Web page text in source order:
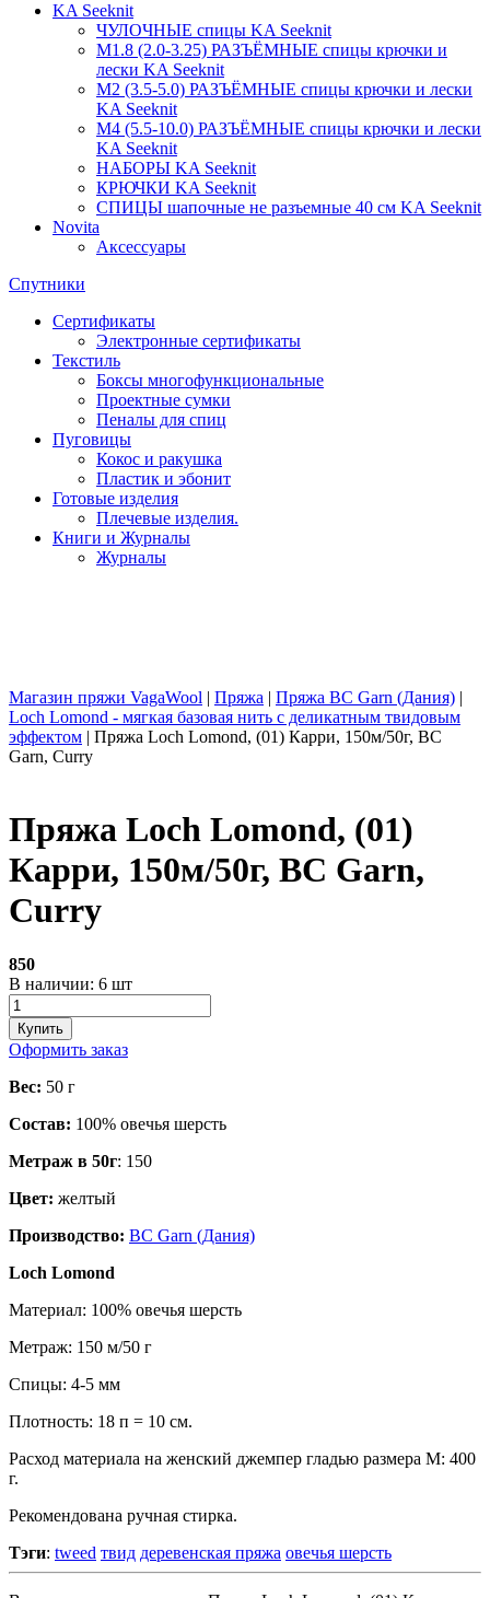
KA Seeknit
ЧУЛОЧНЫЕ спицы KA Seeknit
М1.8 (2.0-3.25) РАЗЪЁМНЫЕ спицы крючки и
лески KA Seeknit
М2 (3.5-5.0) РАЗЪЁМНЫЕ спицы крючки и лески
KA Seeknit
М4 (5.5-10.0) РАЗЪЁМНЫЕ спицы крючки и лески
KA Seeknit
НАБОРЫ KA Seeknit
КРЮЧКИ KA Seeknit
СПИЦЫ шапочные не разъемные 40 см KA Seeknit
Novita
Аксессуары
Спутники
Сертификаты
Электронные сертификаты
Текстиль
Боксы многофункциональные
Проектные сумки
Пеналы для спиц
Пуговицы
Кокос и ракушка
Пластик и эбонит
Готовые изделия
Плечевые изделия.
Книги и Журналы
Журналы
Магазин пряжи VagaWool | Пряжа | Пряжа BC Garn (Дания) |
Loch Lomond - мягкая базовая нить с деликатным твидовым
эффектом | Пряжа Loch Lomond, (01) Карри, 150м/50г, BC
Garn, Curry
Пряжа Loch Lomond, (01)
Карри, 150м/50г, BC Garn,
Curry
850
В наличии: 6 шт
Оформить заказ
Вес: 50 г
Состав: 100% овечья шерсть
Метраж в 50г: 150
Цвет: желтый
Производство: BC Garn (Дания)
Loch Lomond
Материал: 100% овечья шерсть
Метраж: 150 м/50 г
Спицы: 4-5 мм
Плотность: 18 п = 10 см.
Расход материала на женский джемпер гладью размера М: 400
г.
Рекомендована ручная стирка.
Тэги: tweed твид деревенская пряжа овечья шерсть